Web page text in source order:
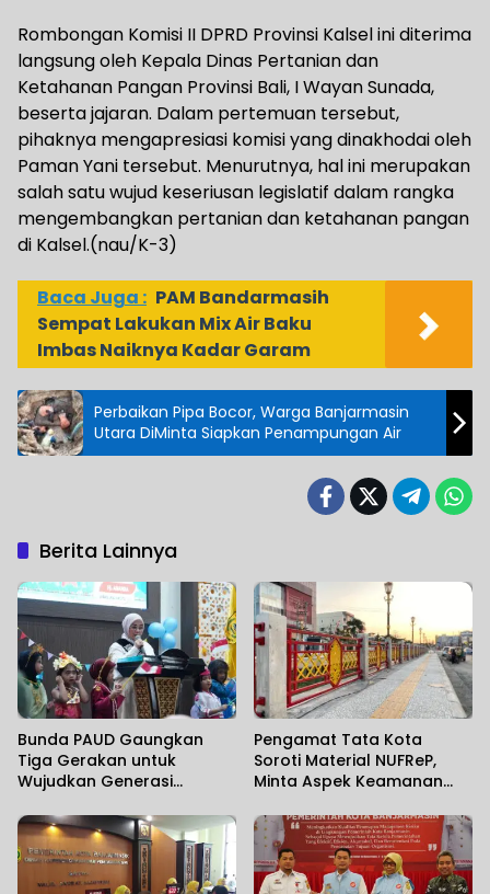
Rombongan Komisi II DPRD Provinsi Kalsel ini diterima
langsung oleh Kepala Dinas Pertanian dan
Ketahanan Pangan Provinsi Bali, I Wayan Sunada,
beserta jajaran. Dalam pertemuan tersebut,
pihaknya mengapresiasi komisi yang dinakhodai oleh
Paman Yani tersebut. Menurutnya, hal ini merupakan
salah satu wujud keseriusan legislatif dalam rangka
mengembangkan pertanian dan ketahanan pangan
di Kalsel.(nau/K-3)
Baca Juga : PAM Bandarmasih
Sempat Lakukan Mix Air Baku
Imbas Naiknya Kadar Garam
Perbaikan Pipa Bocor, Warga Banjarmasin
Utara DiMinta Siapkan Penampungan Air
Berita Lainnya
Bunda PAUD Gaungkan
Tiga Gerakan untuk
Wujudkan Generasi
Pengamat Tata Kota
Soroti Material NUFReP,
Minta Aspek Keamanan
Maraknya Pencurian
Fasilitas Umum